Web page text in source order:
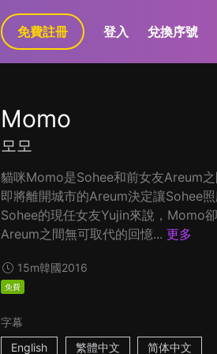
免費註冊 登入 兌換序號
Momo
모모
貓咪Momo是Sohee和前女友Areum之
即將離開城市的Areum決定讓Sohee
Sohee的現任女友Yujin來說，Momo
Areum之間無可取代的回憶... 更多
15m韓國2016
免費
字幕
English
繁體中文 简体中文